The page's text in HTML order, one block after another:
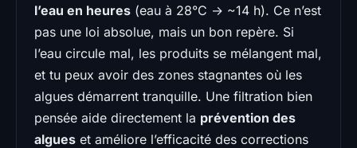
l’eau en heures (eau à 28°C → ~14 h). Ce n’est
pas une loi absolue, mais un bon repère. Si
l’eau circule mal, les produits se mélangent mal,
et tu peux avoir des zones stagnantes où les
algues démarrent tranquille. Une filtration bien
pensée aide directement la prévention des
algues et améliore l’efficacité des corrections